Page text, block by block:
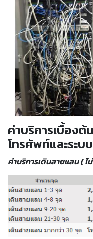
ค่าบริการเบื้องต้
โทรศัพท์และระบ
ค่าบริการเดินสายแลน (